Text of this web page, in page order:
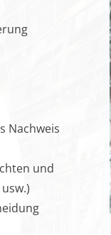
Nachweis
und